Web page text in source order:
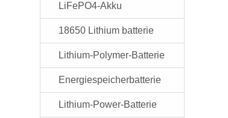
LiFePO4-Akku
18650 Lithium batterie
Lithium-Polymer-Batterie
Energiespeicherbatterie
Lithium-Power-Batterie